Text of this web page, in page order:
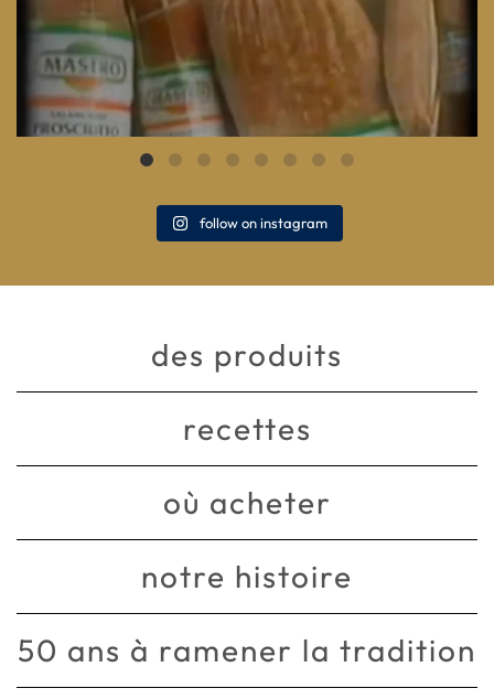
follow on instagram
des produits
recettes
où acheter
notre histoire
50 ans à ramener la tradition